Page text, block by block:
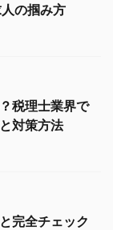
の掴み方
税理士業界で
対策方法
完全チェック